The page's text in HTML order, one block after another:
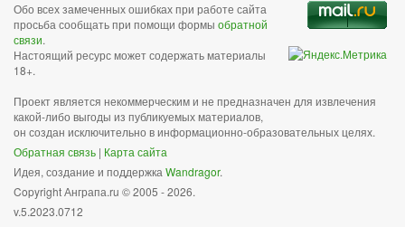
Обо всех замеченных ошибках при работе сайта
просьба сообщать при помощи формы обратной
связи.
Настоящий ресурс может содержать материалы
18+.
Проект является некоммерческим и не предназначен для извлечения
какой-либо выгоды из публикуемых материалов,
он создан исключительно в информационно-образовательных целях.
Обратная связь | Карта сайта
Идея, создание и поддержка Wandragor.
Copyright Анграпа.ru © 2005 - 2026.
v.5.2023.0712